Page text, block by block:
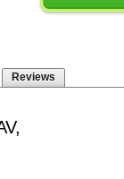
Reviews